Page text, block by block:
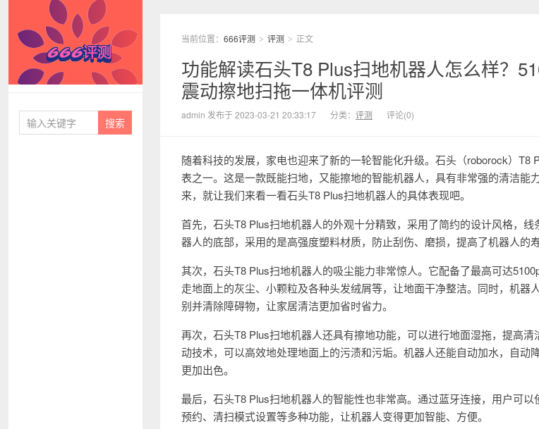
当前位置： 666评测 > 评测 > 正文
功能解读石头T8 Plus扫地机器人怎么样？
震动擦地扫拖一体机评测
admin 发布于 2023-03-21 20:33:17 分类： 评测 评论(0)
随着科技的发展，家电也迎来了新的一轮智能化升级。石头（roborock）T8
表之一。这是一款既能扫地，又能擦地的智能机器人，具有非常强的清洁能
来，就让我们来看一看石头T8 Plus扫地机器人的具体表现吧。
首先，石头T8 Plus扫地机器人的外观十分精致，采用了简约的设计风格，
器人的底部，采用的是高强度塑料材质，防止刮伤、磨损，提高了机器人的寿
其次，石头T8 Plus扫地机器人的吸尘能力非常惊人。它配备了最高可达
走地面上的灰尘、小颗粒及各种头发绒屑等，让地面干净整洁。同时，机器
别并清除障碍物，让家居清洁更加省时省力。
再次，石头T8 Plus扫地机器人还具有擦地功能，可以进行地面湿拖，提高
动技术，可以高效地处理地面上的污渍和污垢。机器人还能自动加水，自动
更加出色。
最后，石头T8 Plus扫地机器人的智能性也非常高。通过蓝牙连接，用户可
预约、清扫模式设置等多种功能，让机器人变得更加智能、方便。